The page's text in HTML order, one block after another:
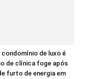
de luxo é
de clínica foge após
furto de energia em